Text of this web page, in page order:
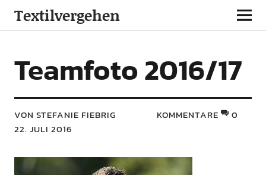
Textilvergehen
Teamfoto 2016/17
VON STEFANIE FIEBRIG
22. JULI 2016
KOMMENTARE 0